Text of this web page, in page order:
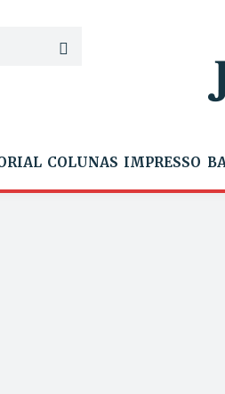
COLUNAS IMPRESSO